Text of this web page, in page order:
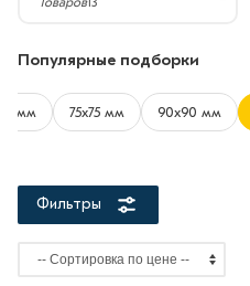
Популярные подборки
мм 75х75 мм 90х90 мм
Фильтры
Форма
уголка